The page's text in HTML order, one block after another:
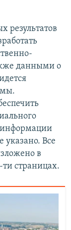
результатов
данными о
информации
указано. Все
в
страницах.